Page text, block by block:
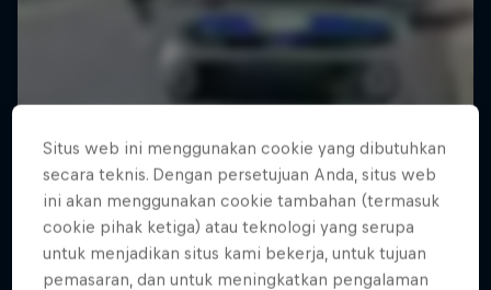
Situs web ini menggunakan cookie yang dibutuhkan
secara teknis. Dengan persetujuan Anda, situs web
ini akan menggunakan cookie tambahan (termasuk
cookie pihak ketiga) atau teknologi yang serupa
untuk menjadikan situs kami bekerja, untuk tujuan
pemasaran, dan untuk meningkatkan pengalaman